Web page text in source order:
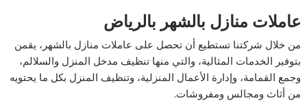
عاملات منازل بالشهر بالرياض
من خلال شركتنا تستطيع أن تحصل على عاملات منازل بالشهر، يقمن
بتوفير الخدمات المثالية، والتي منها تنظيف مدخل المنزل والسلالم،
وجمع القمامة، وإدارة الأعمال المنزلية، وتنظيف المنزل بكل ما يحتويه
من أثاث ومجالس ومفروشات.